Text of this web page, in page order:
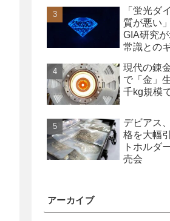
「蛍光ダ
質が悪い
GIA研究
常識との
現代の錬
で「金」
千kg規模
デビアス
格を大幅
トホルダ
売会
アーカイブ